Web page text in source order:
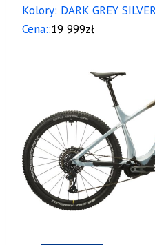
Kolory: DARK GREY
Cena::19 999zł